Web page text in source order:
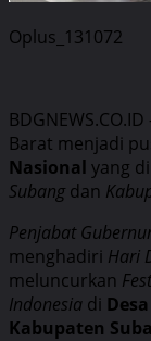
Oplus_131072
Barat menjadi
Nasional yang
Subang dan
Penjabat
menghadiri Hari
meluncurkan
Indonesia di
Kabupaten